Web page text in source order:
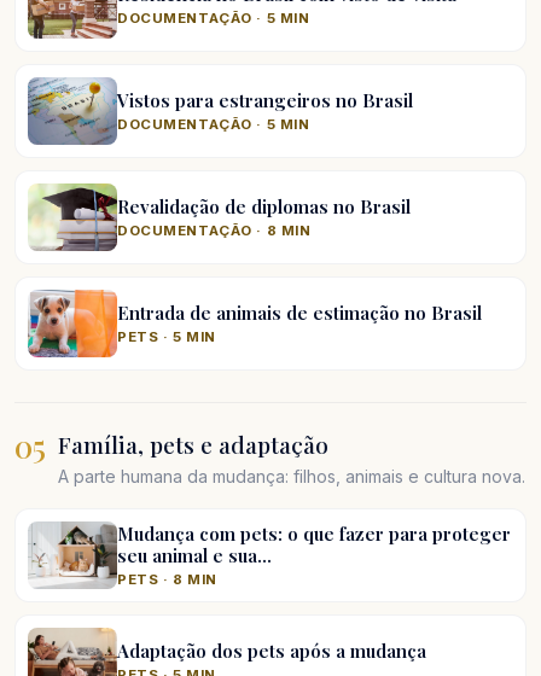
DOCUMENTAÇÃO · 5 MIN
Vistos para estrangeiros no Brasil
DOCUMENTAÇÃO · 5 MIN
Revalidação de diplomas no Brasil
DOCUMENTAÇÃO · 8 MIN
Entrada de animais de estimação no Brasil
PETS · 5 MIN
05 Família, pets e adaptação
A parte humana da mudança: filhos, animais e cultura nova.
Mudança com pets: o que fazer para proteger
seu animal e sua…
PETS · 8 MIN
Adaptação dos pets após a mudança